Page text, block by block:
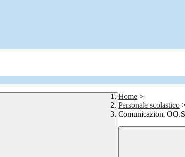
Home >
Personale scolastico
Comunicazioni